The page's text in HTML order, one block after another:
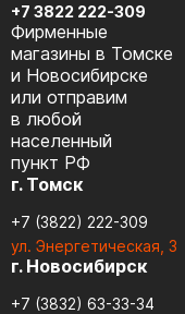
+7 3822 222-309
Фирменные
магазины в Томске
и Новосибирске
или отправим
в любой
населенный
пункт РФ
г. Томск
+7 (3822) 222-309
ул. Энергетическая, 3
г. Новосибирск
+7 (3832) 63-33-34